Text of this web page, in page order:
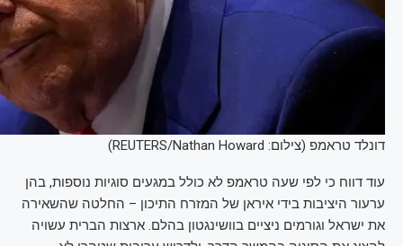
דונלד טראמפ (צילום: REUTERS/Nathan Howard)
עוד דווח כי לפי שעה טראמפ לא כולל במגעים סוגיות נוספות, בהן
ערעור היציבות בידי איראן של המזרח התיכון – החלטה שהשאירה
את ישראל וגורמים ניציים בוושינגטון בהלם. ארצות הברית עשויה